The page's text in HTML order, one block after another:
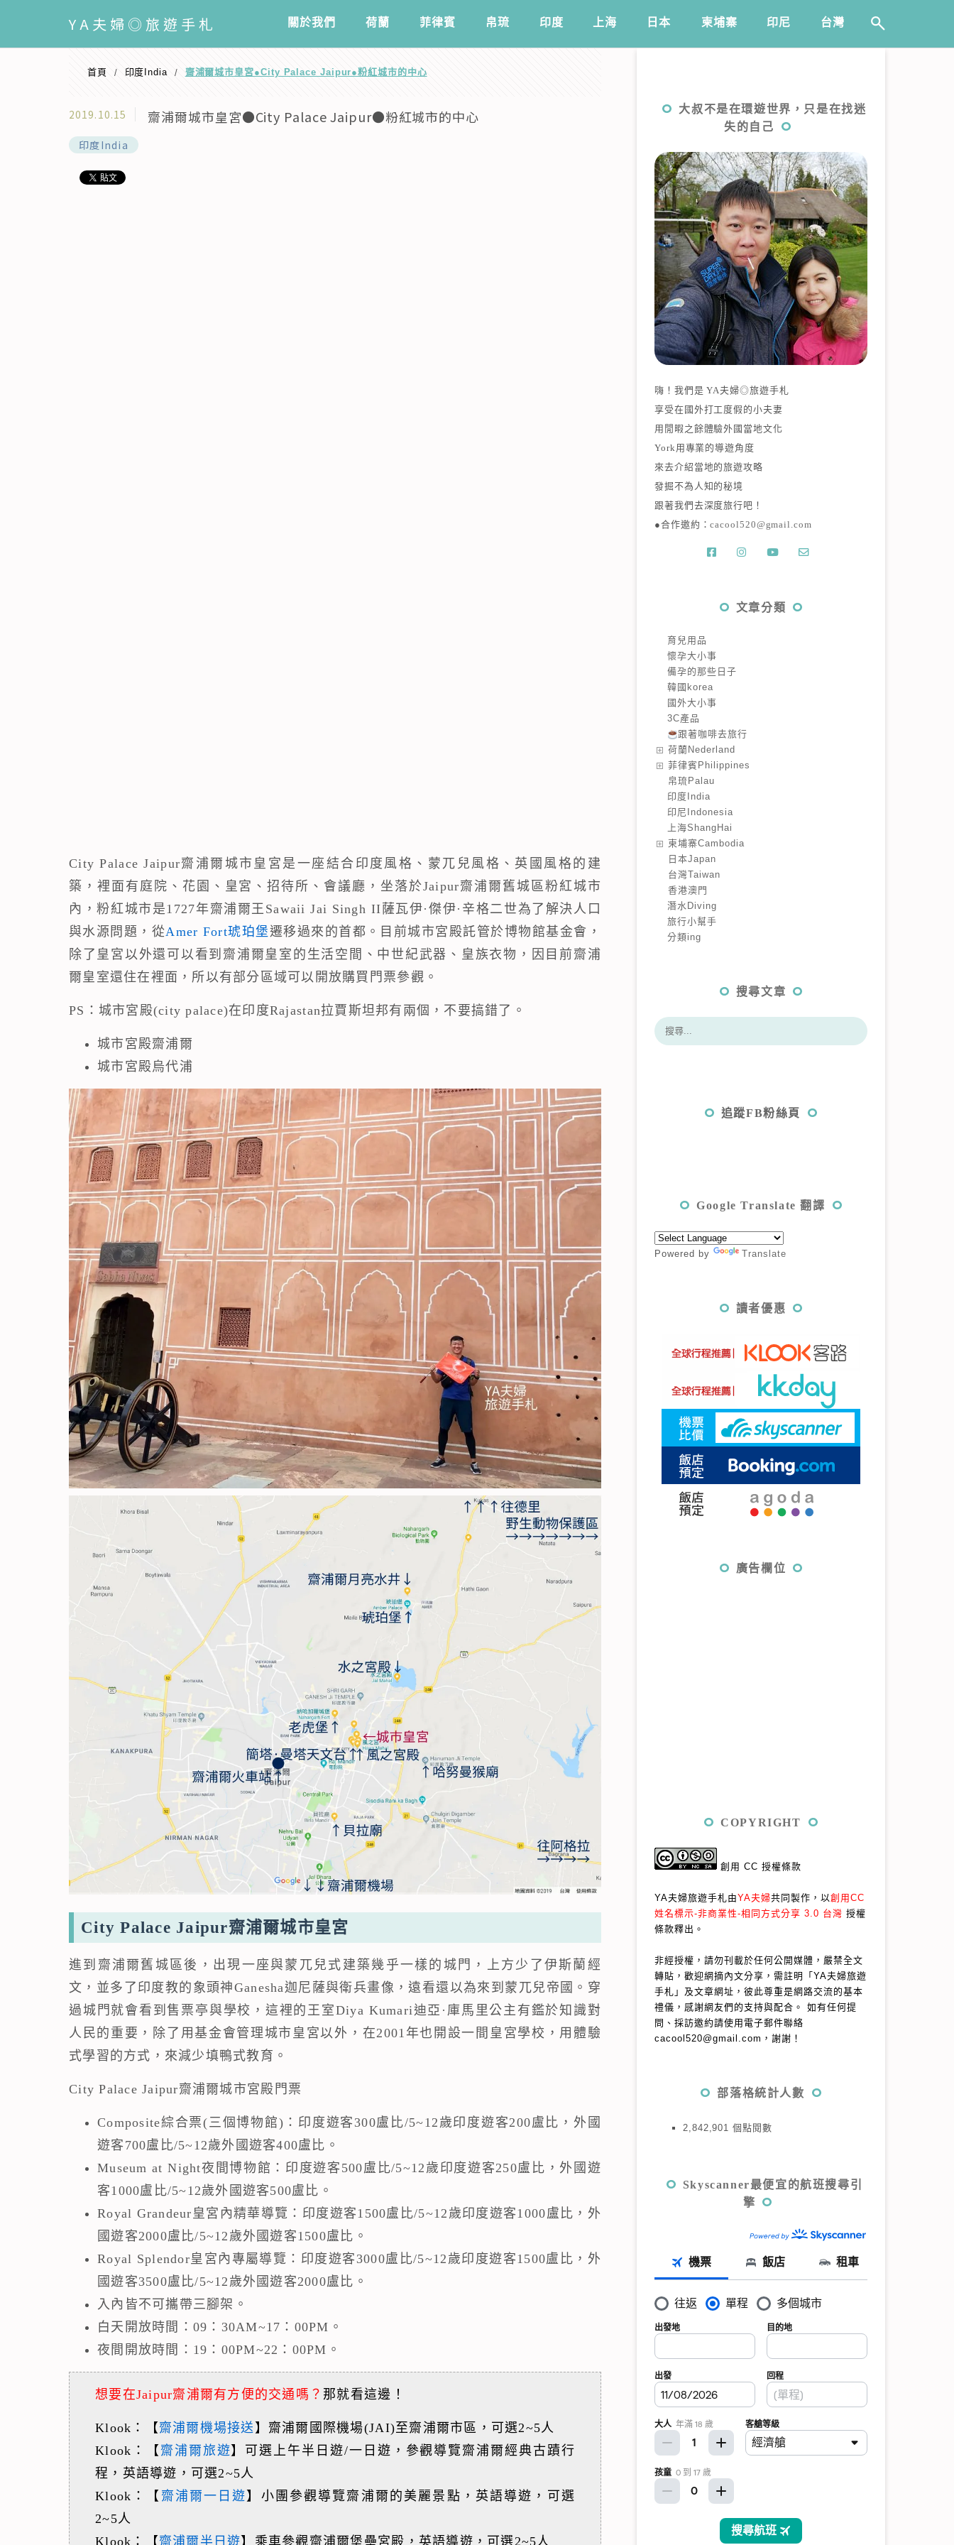
YA 夫婦◎旅遊手札 關於我們 ️荷蘭 菲律賓 帛琉 印度 上海 日本 ️柬埔寨 印尼 台灣
首頁 / 印度India / 齋浦爾城市皇宮●City Palace Jaipur●粉紅城市的中心
2019.10.15 齋浦爾城市皇宮●City Palace Jaipur●粉紅城市的中心
印度India
City Palace Jaipur齋浦爾城市皇宮是一座結合印度風格、蒙兀兒風格、英國風格的建
築，裡面有庭院、花園、皇宮、招待所、會議廳，坐落於Jaipur齋浦爾舊城區粉紅城市
內，粉紅城市是1727年齋浦爾王Sawaii Jai Singh II薩瓦伊·傑伊·辛格二世為了解決人口
與水源問題，從Amer Fort琥珀堡遷移過來的首都。目前城市宮殿託管於博物館基金會，
除了皇宮以外還可以看到齋浦爾皇室的生活空間、中世紀武器、皇族衣物，因目前齋浦
爾皇室還住在裡面，所以有部分區域可以開放購買門票參觀。
PS：城市宮殿(city palace)在印度Rajastan拉賈斯坦邦有兩個，不要搞錯了。
城市宮殿齋浦爾
城市宮殿烏代浦
City Palace Jaipur齋浦爾城市皇宮
進到齋浦爾舊城區後，出現一座與蒙兀兒式建築幾乎一樣的城門，上方少了伊斯蘭經
文，並多了印度教的象頭神Ganesha迦尼薩與衛兵畫像，遠看還以為來到蒙兀兒帝國。穿
過城門就會看到售票亭與學校，這裡的王室Diya Kumari迪亞·庫馬里公主有鑑於知識對
人民的重要，除了用基金會管理城市皇宮以外，在2001年也開設一間皇宮學校，用體驗
式學習的方式，來減少填鴨式教育。
City Palace Jaipur齋浦爾城市宮殿門票
Composite綜合票(三個博物館)：印度遊客300盧比/5~12歲印度遊客200盧比，外國
遊客700盧比/5~12歲外國遊客400盧比。
Museum at Night夜間博物館：印度遊客500盧比/5~12歲印度遊客250盧比，外國遊
客1000盧比/5~12歲外國遊客500盧比。
Royal Grandeur皇宮內精華導覽：印度遊客1500盧比/5~12歲印度遊客1000盧比，外
國遊客2000盧比/5~12歲外國遊客1500盧比。
Royal Splendor皇宮內專屬導覽：印度遊客3000盧比/5~12歲印度遊客1500盧比，外
國遊客3500盧比/5~12歲外國遊客2000盧比。
入內皆不可攜帶三腳架。
白天開放時間：09：30AM~17：00PM。
夜間開放時間：19：00PM~22：00PM。
想要在Jaipur齋浦爾有方便的交通嗎？ 那就看這邊！
Klook：【齋浦爾機場接送 】齋浦爾國際機場(JAI)至齋浦爾市區，可選2~5人
Klook：【齋浦爾旅遊】可選上午半日遊/一日遊，參觀導覽齋浦爾經典古蹟行
程，英語導遊，可選2~5人
Klook：【 齋浦爾一日遊】小團參觀導覽齋浦爾的美麗景點，英語導遊，可選
2~5人
Klook：【齋浦爾半日遊】乘車參觀齋浦爾堡壘宮殿，英語導遊，可選2~5人
大叔不是在環遊世界，只是在找迷
失的自己
嗨！我們是 YA夫婦◎旅遊手札
享受在國外打工度假的小夫妻
用閒暇之餘體驗外國當地文化
York用專業的導遊角度
來去介紹當地的旅遊攻略
發掘不為人知的秘境
跟著我們去深度旅行吧！
●合作邀約：cacool520@gmail.com
文章分類
育兒用品
懷孕大小事
備孕的那些日子
韓國korea
國外大小事
3C產品
跟著咖啡去旅行
️荷蘭Nederland
️菲律賓Philippines
️帛琉Palau
印度India
印尼Indonesia
上海ShangHai
️柬埔寨Cambodia
️日本Japan
️台灣Taiwan
️香港澳門
潛水Diving
旅行小幫手
分類ing
搜尋文章
追蹤FB粉絲頁
Google Translate 翻譯
Powered by Translate
讀者優惠
廣告欄位
COPYRIGHT
創用 CC 授權條款
YA夫婦旅遊手札由YA夫婦共同製作，以創用CC
姓名標示-非商業性-相同方式分享 3.0 台灣 授權
條款釋出。
非經授權，請勿刊載於任何公開媒體，嚴禁全文
轉貼，歡迎網摘內文分享，需註明「YA夫婦旅遊
手札」及文章網址，彼此尊重是網路交流的基本
禮儀，感謝網友們的支持與配合。
如有任何提
問、採訪邀約請使用電子郵件聯絡
cacool520@gmail.com，謝謝！
部落格統計人數
2,842,901 個點閱數
Skyscanner最便宜的航班搜尋引
擎